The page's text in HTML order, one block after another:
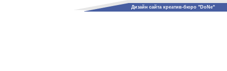
Дизайн сайта креатив-бюро "DoNe"